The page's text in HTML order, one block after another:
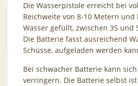
Die Wasserpistole erreicht bei
Reichweite von 8-10 Metern
Wasser gefüllt, zwischen 35 und
Die Batterie fasst ausreichend
Schüsse, aufgeladen werden
Bei schwacher Batterie kann
verringern. Die Batterie selbst